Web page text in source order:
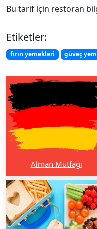
Bu tarif için restoran
Etiketler:
fırın yemekleri güveç
Alman Mutfağı